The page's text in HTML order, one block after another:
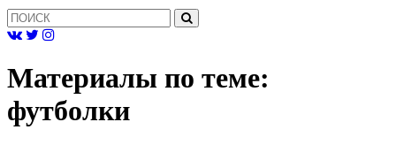
Материалы по теме:
футболки